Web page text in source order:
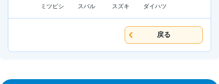
ミツビシ スバル スズキ ダイハツ
戻る